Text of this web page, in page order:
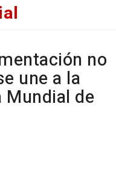
no
une a la
Mundial de